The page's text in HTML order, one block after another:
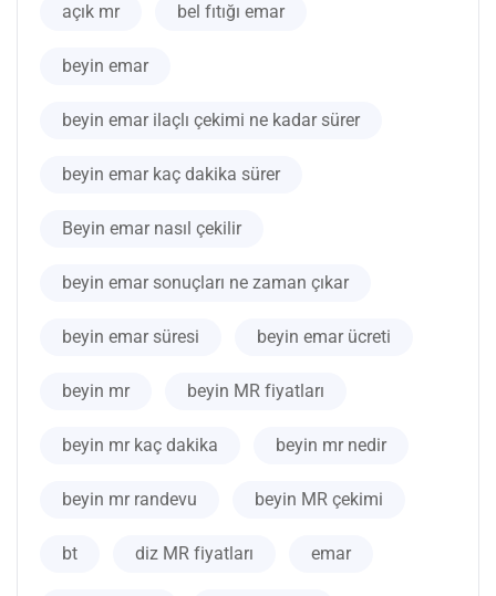
açık mr bel fıtığı emar
beyin emar
beyin emar ilaçlı çekimi ne kadar sürer
beyin emar kaç dakika sürer
Beyin emar nasıl çekilir
beyin emar sonuçları ne zaman çıkar
beyin emar süresi beyin emar ücreti
beyin mr beyin MR fiyatları
beyin mr kaç dakika beyin mr nedir
beyin mr randevu beyin MR çekimi
bt diz MR fiyatları emar